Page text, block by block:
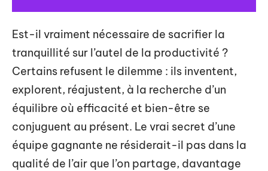
Est-il vraiment nécessaire de sacrifier la
tranquillité sur l’autel de la productivité ?
Certains refusent le dilemme : ils inventent,
explorent, réajustent, à la recherche d’un
équilibre où efficacité et bien-être se
conjuguent au présent. Le vrai secret d’une
équipe gagnante ne résiderait-il pas dans la
qualité de l’air que l’on partage, davantage